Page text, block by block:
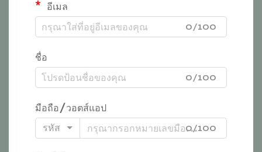
อีเมล
0/100
ชื่อ
0/100
มือถือ/วอตส์แอป
รหัส
0/100